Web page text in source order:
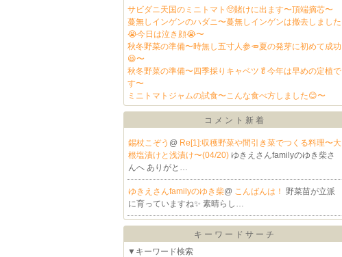
サビダニ天国のミニトマト🥺賭けに出ます〜頂端摘芯〜
蔓無しインゲンのハダニ〜蔓無しインゲンは撤去しました
😭今日は泣き顔😭〜
秋冬野菜の準備〜時無し五寸人参🥕夏の発芽に初めて成功
😆〜
秋冬野菜の準備〜四季採りキャベツ🥬今年は早めの定植で
す〜
ミニトマトジャムの試食〜こんな食べ方しました😊〜
コメント新着
錫杖こぞう @ Re[1]:収穫野菜や間引き菜でつくる料理〜大
根塩漬けと浅漬け〜(04/20) ゆきえさんfamilyのゆき柴さ
んへ ありがと…
ゆきえさんfamilyのゆき柴@ こんばんは！ 野菜苗が立派
に育っていますね✨ 素晴らし…
キーワードサーチ
▼キーワード検索